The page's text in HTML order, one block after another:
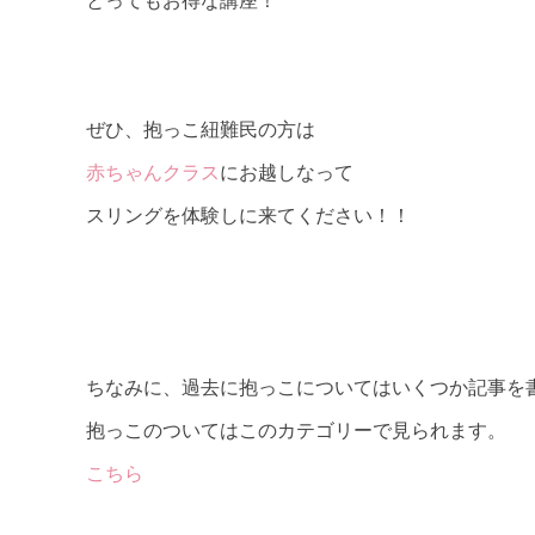
ぜひ、抱っこ紐難民の方は
赤ちゃんクラスにお越しなって
スリングを体験しに来てください！！
ちなみに、過去に抱っこについてはいくつか記事を
抱っこのついてはこのカテゴリーで見られます。
こちら